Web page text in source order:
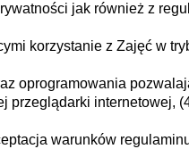
jak również z
korzystanie z Zajęć w
oprogramowania
przeglądarki internetowej,
warunków